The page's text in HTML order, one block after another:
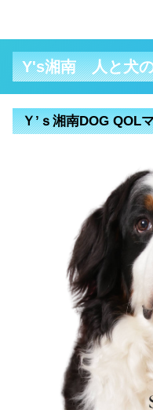
Y's湘南 人と犬
Ｙ’ｓ湘南DOG QOL